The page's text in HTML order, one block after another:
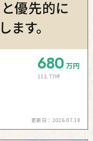
680 万円
112.77坪
更新日： 2026.07.18